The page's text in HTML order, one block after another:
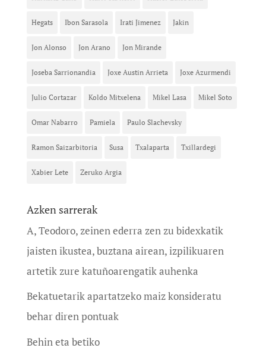
Hegats Ibon Sarasola Irati Jimenez Jakin
Jon Alonso Jon Arano Jon Mirande
Joseba Sarrionandia Joxe Austin Arrieta Joxe Azurmendi
Julio Cortazar Koldo Mitxelena Mikel Lasa Mikel Soto
Omar Nabarro Pamiela Paulo Slachevsky
Ramon Saizarbitoria Susa Txalaparta Txillardegi
Xabier Lete Zeruko Argia
Azken sarrerak
A, Teodoro, zeinen ederra zen zu bidexkatik
jaisten ikustea, buztana airean, izpilikuaren
artetik zure katuñoarengatik auhenka
Bekatuetarik apartatzeko maiz konsideratu
behar diren pontuak
Behin eta betiko